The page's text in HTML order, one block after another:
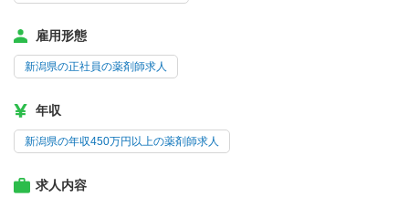
雇用形態
新潟県の正社員の薬剤師求人
年収
新潟県の年収450万円以上の薬剤師求人
求人内容